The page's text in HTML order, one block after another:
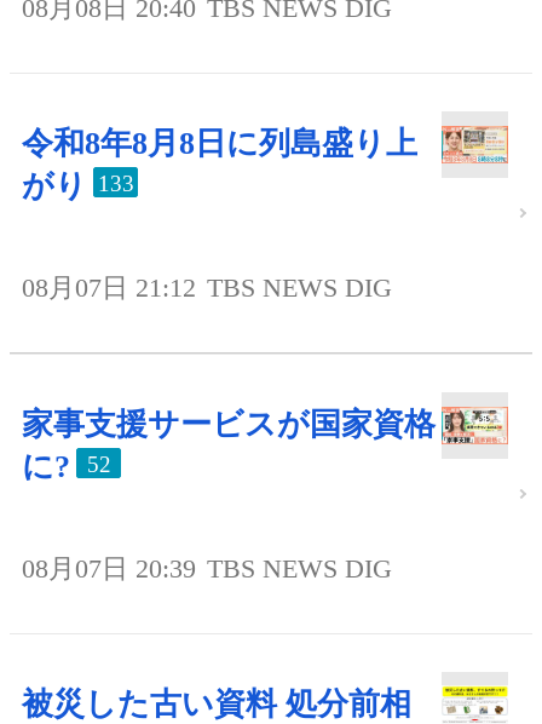
08月08日 20:40 TBS NEWS DIG
令和8年8月8日に列島盛り上
がり
133
08月07日 21:12 TBS NEWS DIG
家事支援サービスが国家資格
に?
52
08月07日 20:39 TBS NEWS DIG
被災した古い資料 処分前相